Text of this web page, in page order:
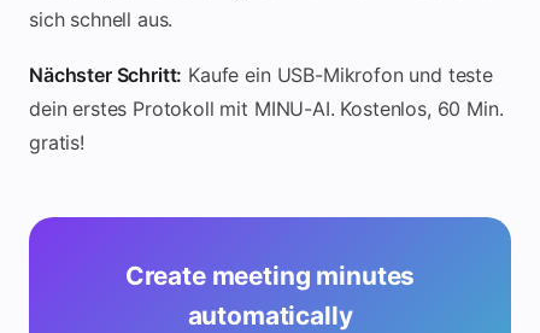
sich schnell aus.
Nächster Schritt: Kaufe ein USB-Mikrofon und teste
dein erstes Protokoll mit MINU-AI. Kostenlos, 60 Min.
gratis!
Create meeting minutes
automatically